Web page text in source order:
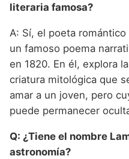
literaria famosa?
A: Sí, el poeta
un famoso poema
en 1820. En él, explora
criatura mitológica que
amar a un joven, pero
puede permanecer
Q: ¿Tiene el nombre
astronomía?